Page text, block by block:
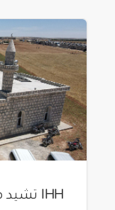
IHH تشيد مسجداً في سوريا